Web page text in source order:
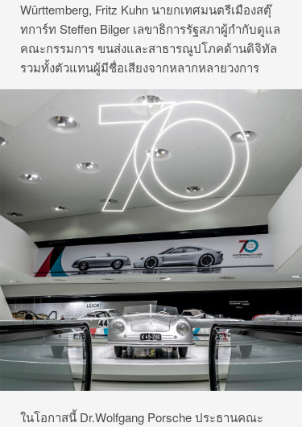
Württemberg, Fritz Kuhn นายกเทศมนตรีเมืองสตุ๊
ทการ์ท Steffen Bilger เลขาธิการรัฐสภาผู้กำกับดูแล
คณะกรรมการ ขนส่งและสาธารณูปโภคด้านดิจิทัล
รวมทั้งตัวแทนผู้มีชื่อเสียงจากหลากหลายวงการ
ในโอกาสนี้ Dr.Wolfgang Porsche ประธานคณะ